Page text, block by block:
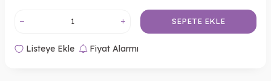
SEPETE EKLE
Listeye Ekle Fiyat Alarmı